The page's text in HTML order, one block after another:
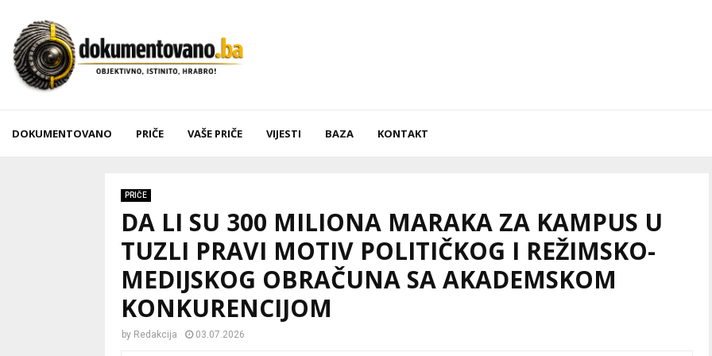
DOKUMENTOVANO PRIČE VAŠE PRIČE VIJESTI BAZA KONTAKT
PRIČE
DA LI SU 300 MILIONA MARAKA ZA KAMPUS U
TUZLI PRAVI MOTIV POLITIČKOG I REŽIMSKO-
MEDIJSKOG OBRAČUNA SA AKADEMSKOM
KONKURENCIJOM
by Redakcija 03.07.2026